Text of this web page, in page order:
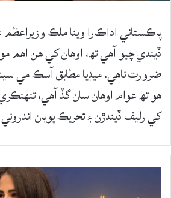
پاڪستاني اداڪارا وينا ملڪ
ڏيندي چيو آهي تھ، اوهان کي هن اهم
ضرورت ناهي. ميڊيا مطابق آسڪ مي
هو تھ عوام اوهان سان گڏ آهي،
کي رليف ڏيندڙن ۽ تحريڪ پويان